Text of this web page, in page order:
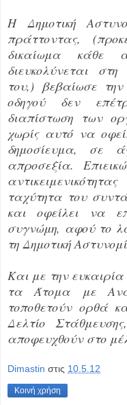
Η Δημοτική
πράττοντας,
δικαίωμα κάθε
διευκολύνεται
του,) βεβαίωσε
οδηγού δεν
διαπίστωση των
χωρίς αυτό να
δημοσίευμα, σε
απροσεξία.
ταχύτητα του
και οφείλει να
συγνώμη, αφού το
τη Δημοτική
Και με την
τα Άτομα με
τοποθετούν ορθά
Δελτίο
αποφευχθούν στο
Dimastin στις 10.5.12
Κοινή χρήση